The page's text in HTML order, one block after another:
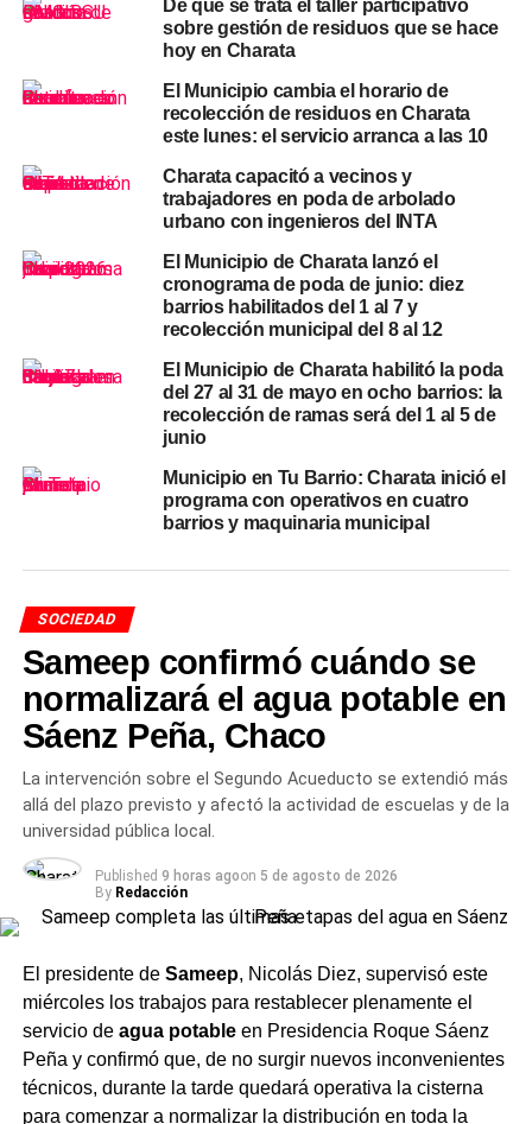
Un basural cerca del barrio y de
la escuela
La ubicación del basural no es menor. La calle Félix
Fernández corre al costado de la Escuela N°1027. Los
basurales a cielo abierto en zonas urbanas y periurbanas
son focos de proliferación de mosquitos, roedores y
agentes transmisores de enfermedades como eldengue
especialmente cuando incluyen envases con agua
estancada entre los residuos.
El operativo de este sábado forma parte de una serie de
trabajos de limpieza y mantenimiento que el municipio
viene ejecutando en el Barrio Ulm. La semana pasada,
Servicios Urbanos ya había realizado tareas de perfilado,
desmalezamiento y enripiado en el mismo barrio, y el
martes 19 está previsto el operativo integral del programa
«Municipio en tu Barrio»que incluirá a Ulm junto a los
barrios Municipal, Centenario y 61 Viviendas.
El pedido del municipio a los
vecinos
Desde el municipio se apeló a la conciencia ciudadana
para no volver a tirar residuos en lugares no habilitados,
especialmente en las inmediaciones de los
establecimientos educativos. El mensaje es directo: el
esfuerzo del operario que trabaja un sábado con pala y
bajo el sol no tiene sentido si la semana siguiente el
mismo lugar vuelve a llenarse de bolsas.
Charata cuenta con servicio regular de recolección de
es una necesidad sino una conducta que tiene
consecuencias concretas para la salud del barrio y para
el gasto municipal que podría destinarse a otras obras.
TEMAS RELACIONADOS
BASURAL CHARATA
ESCUELA 1027 CHARATA
LIMPIEZA BARRIO ULM CHARATA
De qué se trata el taller participativo
sobre gestión de residuos que se hace
hoy en Charata
El Municipio cambia el horario de
recolección de residuos en Charata
este lunes: el servicio arranca a las 10
Charata capacitó a vecinos y
trabajadores en poda de arbolado
urbano con ingenieros del INTA
El Municipio de Charata lanzó el
cronograma de poda de junio: diez
barrios habilitados del 1 al 7 y
recolección municipal del 8 al 12
El Municipio de Charata habilitó la poda
del 27 al 31 de mayo en ocho barrios: la
recolección de ramas será del 1 al 5 de
junio
Municipio en Tu Barrio: Charata inició el
programa con operativos en cuatro
barrios y maquinaria municipal
SOCIEDAD
Sameep confirmó cuándo se
normalizará el agua potable en
Sáenz Peña, Chaco
La intervención sobre el Segundo Acueducto se extendió más
allá del plazo previsto y afectó la actividad de escuelas y de la
universidad pública local.
Published 9 horas agoon 5 de agosto de 2026
By Redacción
El presidente de Sameep, Nicolás Diez, supervisó este
miércoles los trabajos para restablecer plenamente el
servicio de agua potableen Presidencia Roque Sáenz
Peña y confirmó que, de no surgir nuevos inconvenientes
técnicos, durante la tarde quedará operativa la cisterna
para comenzar a normalizar la distribución en toda la